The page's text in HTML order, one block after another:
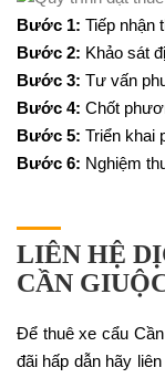
Bước 1: Tiếp nhận
Bước 2: Khảo sát
Bước 3: Tư vấn
Bước 4: Chốt
Bước 5: Triển khai
Bước 6: Nghiệm
LIÊN HỆ
CẦN
Để thuê xe cẩu
đãi hấp dẫn hãy